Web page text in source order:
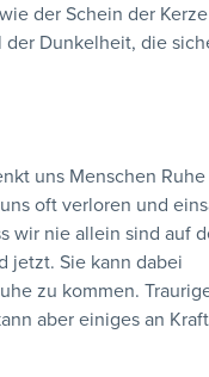
der Schein der
Dunkelheit, die
uns Menschen
oft verloren und
wir nie allein sind auf
jetzt. Sie kann dabei
zu kommen.
aber einiges an Kraft